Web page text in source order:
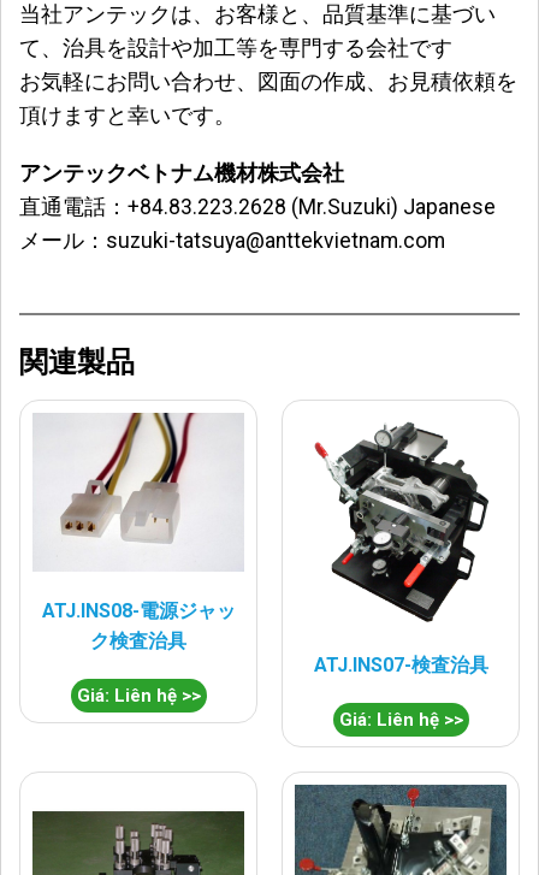
当社アンテックは、お客様と、品質基準に基づい
て、治具を設計や加工等を専門する会社です
お気軽にお問い合わせ、図面の作成、お見積依頼を
頂けますと幸いです。
アンテックベトナム機材株式会社
直通電話： +84.83.223.2628 (Mr.Suzuki) Japanese
メール： suzuki-tatsuya@anttekvietnam.com
関連製品
ATJ.INS08-電源ジャッ
ク検査治具
Giá: Liên hệ >>
ATJ.INS07-検査治具
Giá: Liên hệ >>